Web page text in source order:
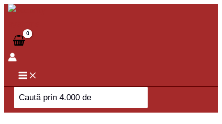
Skip
content
Search
for: